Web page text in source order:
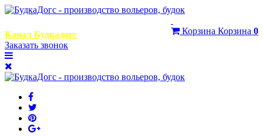
Корзина Корзина 0
Канал Будкадогс
Заказать звонок